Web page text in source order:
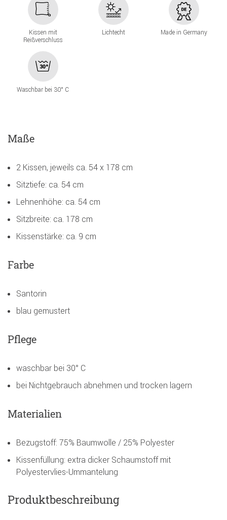
Kissen mit
Reißverschluss
Lichtecht Made in Germany
Waschbar bei 30° C
Maße
2 Kissen, jeweils ca. 54 x 178 cm
Sitztiefe: ca. 54 cm
Lehnenhöhe: ca. 54 cm
Sitzbreite: ca. 178 cm
Kissenstärke: ca. 9 cm
Farbe
Santorin
blau gemustert
Pflege
waschbar bei 30° C
bei Nichtgebrauch abnehmen und trocken lagern
Materialien
Bezugstoff: 75% Baumwolle / 25% Polyester
Kissenfüllung: extra dicker Schaumstoff mit
Polyestervlies-Ummantelung
Produktbeschreibung